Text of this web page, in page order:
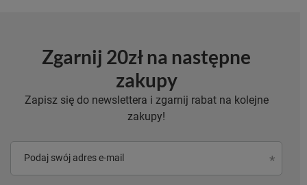
Zgarnij 20zł na następne
zakupy
Zapisz się do newslettera i zgarnij rabat na kolejne
zakupy!
Podaj swój adres e-mail